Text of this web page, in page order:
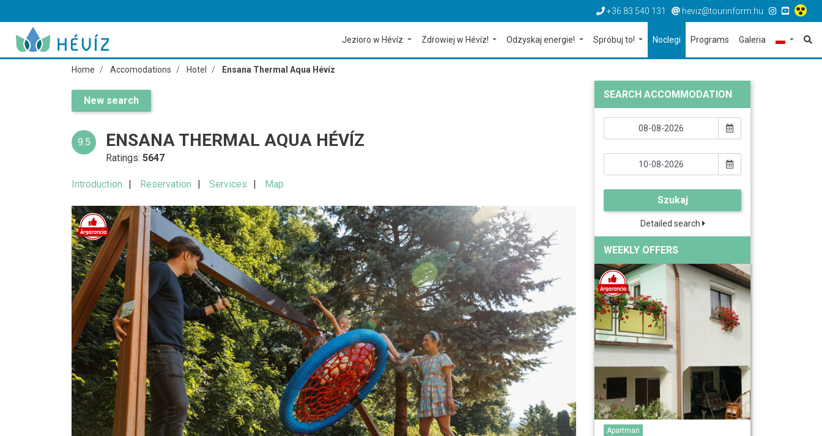
+36 83 540 131 heviz@tourinform.hu
Jezioro w Hévíz Zdrowiej w Hévíz! Odzyskaj energie! Spróbuj to! Noclegi Programs Galeria
Home Accomodations Hotel Ensana Thermal Aqua Hévíz
New search
9.5 ENSANA THERMAL AQUA HÉVÍZ
Ratings:5647
Introduction Reservation Services Map
SEARCH ACCOMMODATION
Szukaj
Detailed search
WEEKLY OFFERS
Apartman